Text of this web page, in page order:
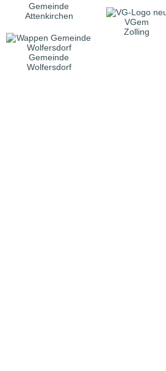
Gemeinde
Attenkirchen
VGem
Zolling
Gemeinde
Wolfersdorf